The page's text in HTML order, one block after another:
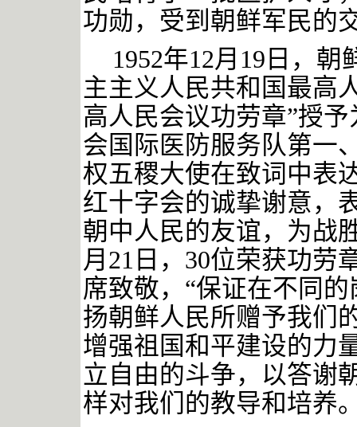
功勋，受到朝鲜军民的
1952年12月19日，
主主义人民共和国最高
高人民会议功劳章”授
会国际医防服务队第一
权五稷大使在致词中表
红十字会的诚挚谢意，
朝中人民的友谊，为战
月21日，30位荣获功劳
席致敬，“保证在不同
扬朝鲜人民所赠予我们
增强祖国和平建设的力
立自由的斗争，以答谢
样对我们的教导和培养